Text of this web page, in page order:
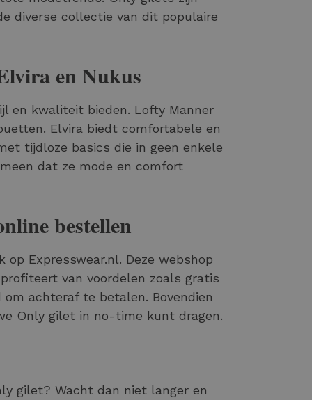
diverse collectie van dit populaire
en Nukus
en kwaliteit bieden. Lofty Manner
Elvira biedt comfortabele en
tijdloze basics die in geen enkele
dat ze mode en comfort
bestellen
Expresswear.nl. Deze webshop
van voordelen zoals gratis
achteraf te betalen. Bovendien
Only gilet in no-time kunt dragen.
gilet? Wacht dan niet langer en